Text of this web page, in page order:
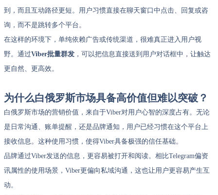
到，而且互动路径更短。用户习惯直接在聊天窗口中点击、回复或咨
询，而不是跳转多个平台。
在这样的环境下，单纯依赖广告或传统渠道，很难真正进入用户视
野。通过Viber批量群发 ，可以把信息直接送到用户对话框中，让触达
更自然、更高效。
为什么白俄罗斯市场具备高价值但难以突破？
白俄罗斯市场的营销价值，来自于Viber对用户心智的深度占有。无论
是日常沟通、账单提醒，还是品牌通知，用户已经习惯在这个平台上
接收信息。这种使用习惯，使得Viber具备极强的信任基础。
品牌通过Viber发送的信息，更容易被打开和阅读。相比Telegram偏资
讯属性的使用场景，Viber更偏向私域沟通，这也让用户更容易产生互
动。